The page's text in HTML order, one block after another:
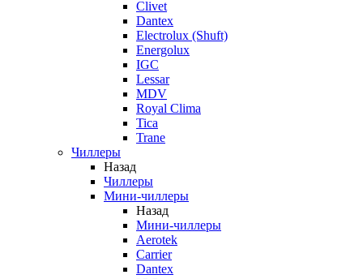
Clivet
Dantex
Electrolux (Shuft)
Energolux
IGC
Lessar
MDV
Royal Clima
Tica
Trane
Чиллеры
Назад
Чиллеры
Мини-чиллеры
Назад
Мини-чиллеры
Aerotek
Carrier
Dantex